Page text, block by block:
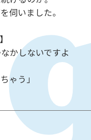
伺いました。
かしないですよ
ゃう」